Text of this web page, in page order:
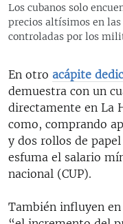
Los cubanos solo
precios altísimos en
controladas por los
En otro acápite
demuestra con un
directamente en La
como, comprando
y dos rollos de papel
esfuma el salario
nacional (CUP).
También influyen